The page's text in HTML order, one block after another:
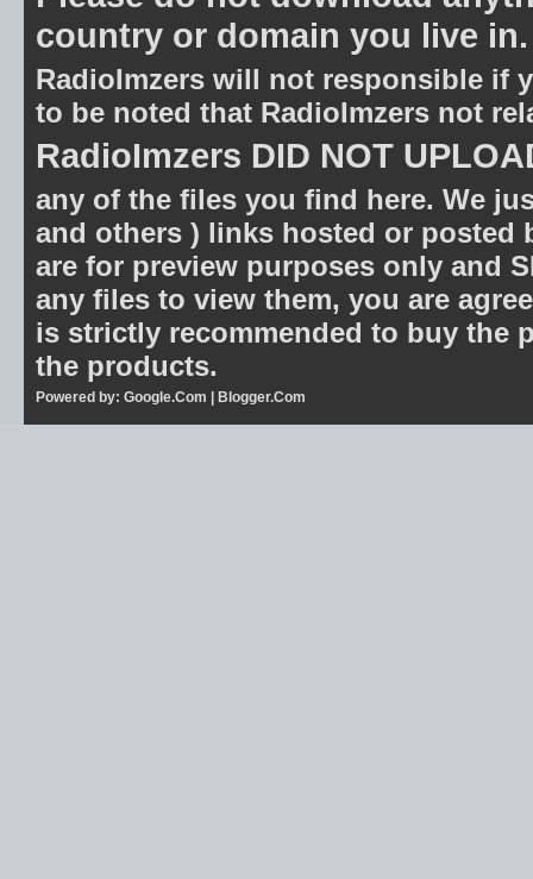
country or domain you live in.
RadioImzers will not responsible if
to be noted that RadioImzers not
RadioImzers DID NOT
any of the files you find here. We
and others ) links hosted or posted
are for preview purposes only and
any files to view them, you are
is strictly recommended to buy the
the products.
Powered by: Google.Com | Blogger.Com